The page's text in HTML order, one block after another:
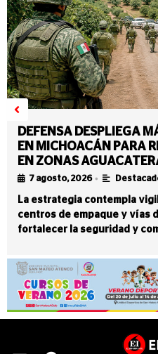
DEFENSA DESPLIEGA
EN MICHOACÁN PARA
EN ZONAS
7 agosto, 2026 •
La estrategia contempla
centros de empaque y vías
fortalecer la seguridad y